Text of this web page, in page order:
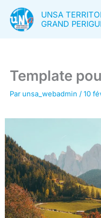
contenu
UNSA
GRAND
Template
Par unsa_webadmin / 10